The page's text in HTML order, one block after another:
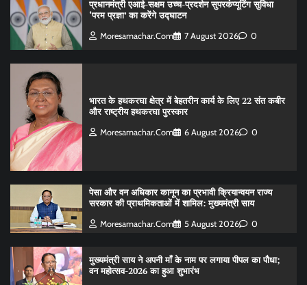
प्रधानमंत्री एआई-सक्षम उच्च-प्रदर्शन सुपरकंप्यूटिंग सुविधा
‘परम प्रज्ञा’ का करेंगे उद्घाटन
Moresamachar.com 7 August 2026 0
भारत के हथकरघा क्षेत्र में बेहतरीन कार्य के लिए 22 संत कबीर
और राष्ट्रीय हथकरघा पुरस्कार
Moresamachar.com 6 August 2026 0
पेसा और वन अधिकार कानून का प्रभावी क्रियान्वयन राज्य
सरकार की प्राथमिकताओं में शामिल: मुख्यमंत्री साय
Moresamachar.com 5 August 2026 0
मुख्यमंत्री साय ने अपनी माँ के नाम पर लगाया पीपल का पौधा;
वन महोत्सव-2026 का हुआ शुभारंभ